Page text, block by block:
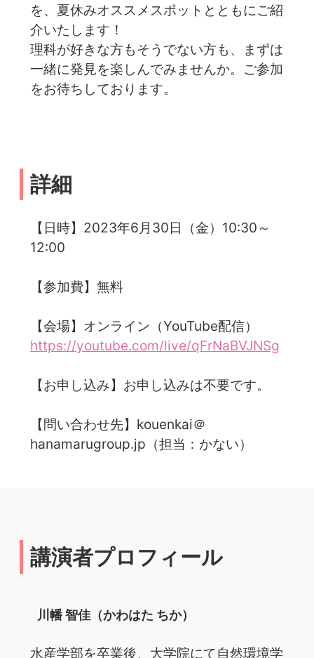
を、夏休みオススメスポットとともにご紹
介いたします！
理科が好きな方もそうでない方も、まずは
一緒に発見を楽しんでみませんか。ご参加
をお待ちしております。
詳細
【日時】2023年6月30日（金）10:30～
12:00
【参加費】無料
【会場】オンライン（YouTube配信）
https://youtube.com/live/qFrNaBVJNSg
【お申し込み】お申し込みは不要です。
【問い合わせ先】kouenkai＠
hanamarugroup.jp（担当：かない）
講演者プロフィール
川幡 智佳（かわはた ちか）
水産学部を卒業後、大学院にて自然環境学